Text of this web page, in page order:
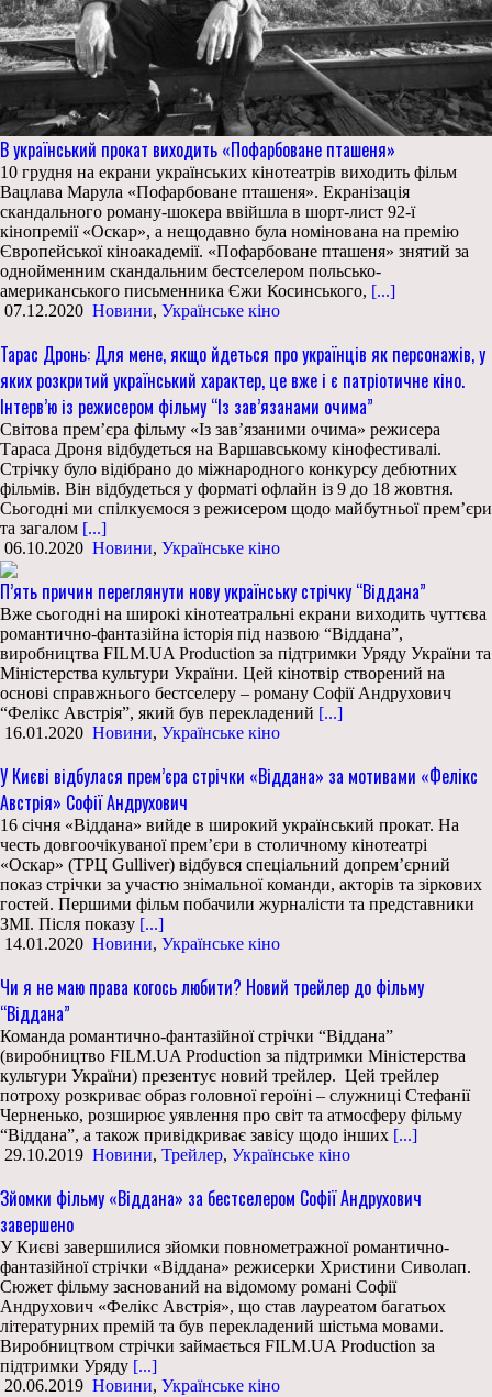
В український прокат виходить «Пофарбоване пташеня»
10 грудня на екрани українських кінотеатрів виходить фільм
Вацлава Марула «Пофарбоване пташеня». Екранізація
скандального роману-шокера ввійшла в шорт-лист 92-ї
кінопремії «Оскар», а нещодавно була номінована на премію
Європейської кіноакадемії. «Пофарбоване пташеня» знятий за
однойменним скандальним бестселером польсько-
американського письменника Єжи Косинського, [...]
07.12.2020 Новини, Українське кіно
Тарас Дронь: Для мене, якщо йдеться про українців як персонажів, у
яких розкритий український характер, це вже і є патріотичне кіно.
Інтерв’ю із режисером фільму “Із зав’язанами очима”
Світова прем’єра фільму «Із зав’язаними очима» режисера
Тараса Дроня відбудеться на Варшавському кінофестивалі.
Стрічку було відібрано до міжнародного конкурсу дебютних
фільмів. Він відбудеться у форматі офлайн із 9 до 18 жовтня.
Сьогодні ми спілкуємося з режисером щодо майбутньої прем’єри
та загалом [...]
06.10.2020 Новини, Українське кіно
П’ять причин переглянути нову українську стрічку “Віддана”
Вже сьогодні на широкі кінотеатральні екрани виходить чуттєва
романтично-фантазійна історія під назвою “Віддана”,
виробництва FILM.UA Production за підтримки Уряду України та
Міністерства культури України. Цей кінотвір створений на
основі справжнього бестселеру – роману Софії Андрухович
“Фелікс Австрія”, який був перекладений [...]
16.01.2020 Новини, Українське кіно
У Києві відбулася прем’єра стрічки «Віддана» за мотивами «Фелікс
Австрія» Софії Андрухович
16 січня «Віддана» вийде в широкий український прокат. На
честь довгоочікуваної прем’єри в столичному кінотеатрі
«Оскар» (ТРЦ Gulliver) відбувся спеціальний допрем’єрний
показ стрічки за участю знімальної команди, акторів та зіркових
гостей. Першими фільм побачили журналісти та представники
ЗМІ. Після показу [...]
14.01.2020 Новини, Українське кіно
Чи я не маю права когось любити? Новий трейлер до фільму
“Віддана”
Команда романтично-фантазійної стрічки “Віддана”
(виробництво FILM.UA Production за підтримки Міністерства
культури України) презентує новий трейлер. Цей трейлер
потроху розкриває образ головної героїні – служниці Стефанії
Черненько, розширює уявлення про світ та атмосферу фільму
“Віддана”, а також привідкриває завісу щодо інших [...]
29.10.2019 Новини, Трейлер, Українське кіно
Зйомки фільму «Віддана» за бестселером Софії Андрухович
завершено
У Києві завершилися зйомки повнометражної романтично-
фантазійної стрічки «Віддана» режисерки Христини Сиволап.
Сюжет фільму заснований на відомому романі Софії
Андрухович «Фелікс Австрія», що став лауреатом багатьох
літературних премій та був перекладений шістьма мовами.
Виробництвом стрічки займається FILM.UA Production за
підтримки Уряду [...]
20.06.2019 Новини, Українське кіно